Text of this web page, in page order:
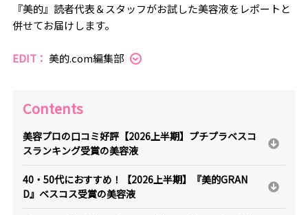
『美的』読者代表＆スタッフがお試した美容液をレポートと
併せてお届けします。
EDIT： 美的.com編集部
Contents
美容プロの口コミ好評【2026上半期】プチプラベスコ
スランキング受賞の美容液
40・50代におすすめ！【2026上半期】『美的GRAN
D』ベスコス受賞の美容液